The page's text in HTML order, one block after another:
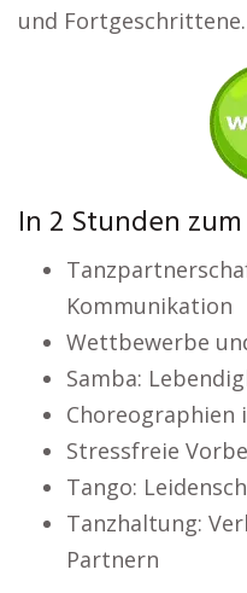
und Fortgeschrittene.
In 2 Stunden
Kommunikation
Wettbewerbe
Samba:
Choreographien
Stressfreie
Tango:
Tanzhaltung:
Partnern